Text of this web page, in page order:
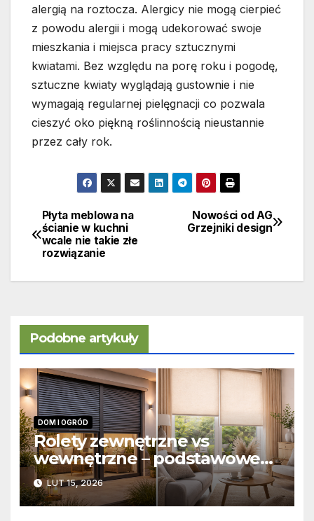
alergią na roztocza. Alergicy nie mogą cierpieć
z powodu alergii i mogą udekorować swoje
mieszkania i miejsca pracy sztucznymi
kwiatami. Bez względu na porę roku i pogodę,
sztuczne kwiaty wyglądają gustownie i nie
wymagają regularnej pielęgnacji co pozwala
cieszyć oko piękną roślinnością nieustannie
przez cały rok.
Nawigacja
wpisu
Nowości od AG
Grzejniki design
Płyta meblowa na
ścianie w kuchni
wcale nie takie złe
rozwiązanie
Podobne artykuły
DOM I OGRÓD
Rolety zewnętrzne vs
wewnętrzne – podstawowe
różnice konstrukcyjne i
funkcjonalne
LUT 15, 2026